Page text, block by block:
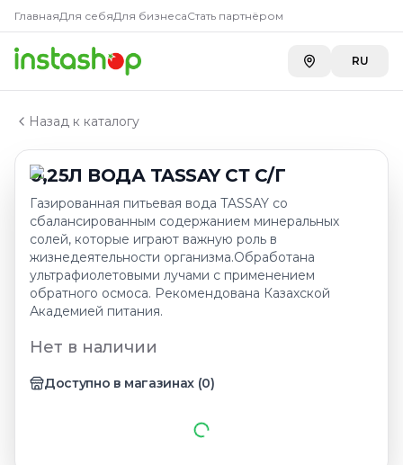
ГлавнаяДля себяДля бизнесаСтать партнёром
RU
Назад к каталогу
0,25Л ВОДА TASSAY СТ С/Г
Газированная питьевая вода TASSAY со
сбалансированным содержанием минеральных
солей, которые играют важную роль в
жизнедеятельности организма.Обработана
ультрафиолетовыми лучами с применением
обратного осмоса. Рекомендована Казахской
Академией питания.
Нет в наличии
Доступно в магазинах (0)
Главная
Каталог
Вода
0,25Л ВОДА TASSAY СТ С/Г